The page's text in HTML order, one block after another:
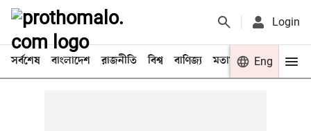
Login
সর্বশেষ বাংলাদেশ রাজনীতি বিশ্ব বাণিজ্য মতামত খেলা
Eng